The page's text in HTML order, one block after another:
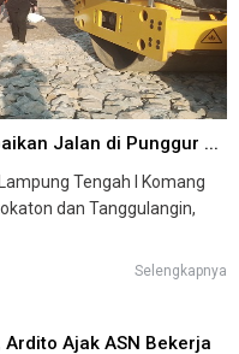
Jalan di Punggur ...
Tengah I Komang
dan Tanggulangin,
Selengkapnya
Ajak ASN Bekerja